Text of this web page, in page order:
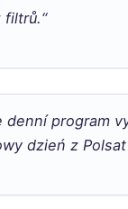
denní program
dzień z Polsat